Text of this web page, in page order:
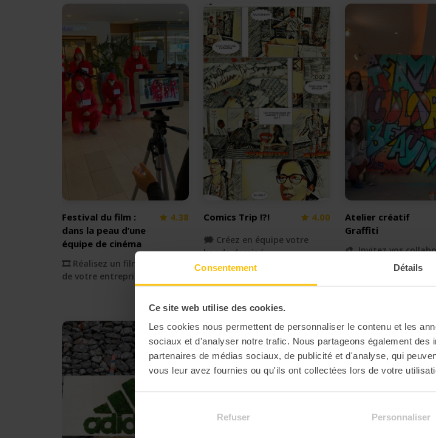
Consentement Détails
Ce site web utilise des cookies.
Les cookies nous permettent de personnaliser le contenu et les
sociaux et d'analyser notre trafic. Nous partageons également
partenaires de médias sociaux, de publicité et d'analyse, qui
vous leur avez fournies ou qu'ils ont collectées lors de votre
Refuser Personnaliser
Festival du film :
dans la peau d’une
équipe de cinéma
4.38
🎞 Réalisez un film à l'image
de votre entreprise
Comics Trip !?! 4.00
🗯️ Créez en équipe votre
bande dessiné
Atelier créatif
Graffiti
🎨 Invitez vos
à créer une oeuvre à